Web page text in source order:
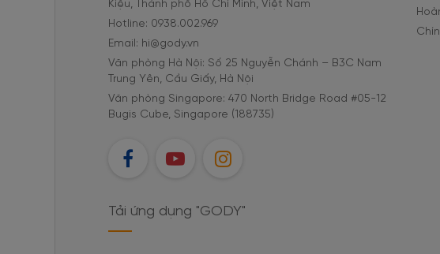
Kiệu, Thành phố Hồ Chí Minh, Việt Nam
Hotline: 0938.002.969
Email: hi@gody.vn
Văn phòng Hà Nội: Số 25 Nguyễn Chánh – B3C Nam
Trung Yên, Cầu Giấy, Hà Nội
Văn phòng Singapore: 470 North Bridge Road #05-12
Bugis Cube, Singapore (188735)
FB YT IG
Tải ứng dụng "GODY"